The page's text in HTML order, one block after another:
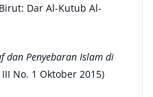
Dar Al-Kutub Al-
dan Penyebaran Islam di
No. 1 Oktober 2015)